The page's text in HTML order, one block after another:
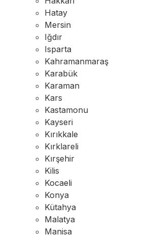
Hatay
Mersin
Iğdır
Isparta
Kahramanmaraş
Karabük
Karaman
Kars
Kastamonu
Kayseri
Kırıkkale
Kırklareli
Kırşehir
Kilis
Kocaeli
Konya
Kütahya
Malatya
Manisa